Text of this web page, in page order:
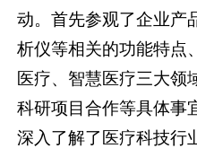
动。首先参观了企业产
析仪等相关的功能特点
医疗、智慧医疗三大领
科研项目合作等具体事
深入了解了医疗科技行